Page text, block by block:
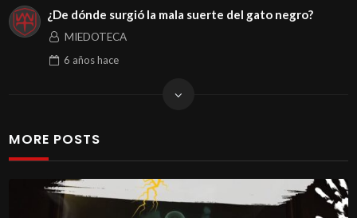
¿De dónde surgió la mala suerte del gato negro?
MIEDOTECA
6 añoshace
MORE POSTS